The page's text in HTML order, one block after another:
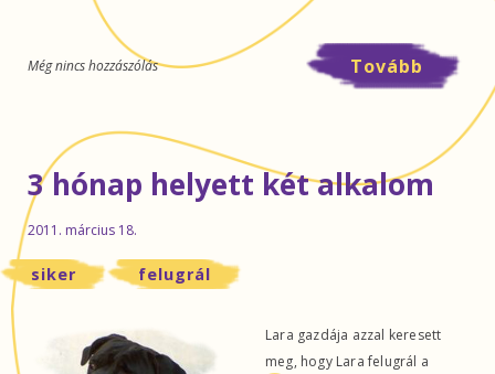
Tovább
Még nincs hozzászólás
3 hónap helyett két alkalom
2011. március 18.
siker felugrál
Lara gazdája azzal keresett
meg, hogy Lara felugrál a